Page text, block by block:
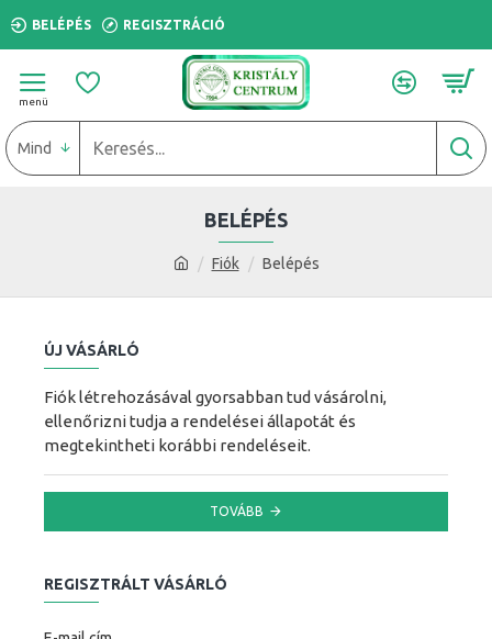
BELÉPÉS REGISZTRÁCIÓ
Mind
Fiók Belépés
BELÉPÉS
ÚJ VÁSÁRLÓ
Fiók létrehozásával gyorsabban tud vásárolni,
ellenőrizni tudja a rendelései állapotát és
megtekintheti korábbi rendeléseit.
TOVÁBB
REGISZTRÁLT VÁSÁRLÓ